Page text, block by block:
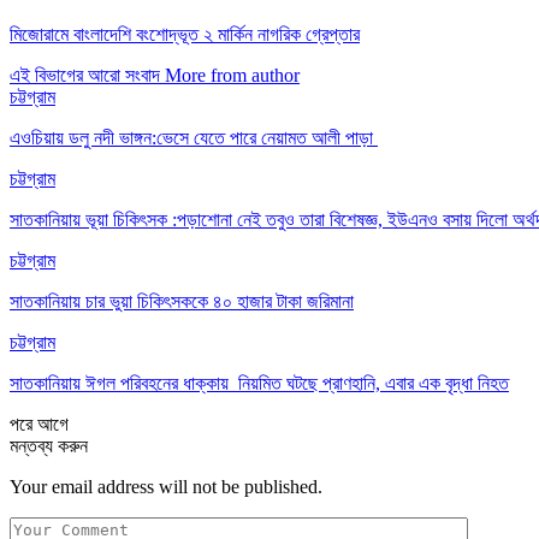
মিজোরামে বাংলাদেশি বংশোদ্ভূত ২ মার্কিন নাগরিক গ্রেপ্তার
এই বিভাগের আরো সংবাদ More from author
চট্টগ্রাম
এওচিয়ায় ডলু নদী ভাঙ্গন:ভেসে যেতে পারে নেয়ামত আলী পাড়া
চট্টগ্রাম
সাতকানিয়ায় ভূয়া চিকিৎসক :পড়াশোনা নেই তবুও তারা বিশেষজ্ঞ, ইউএনও বসায় দিলো
চট্টগ্রাম
সাতকানিয়ায় চার ভুয়া চিকিৎসককে ৪০ হাজার টাকা জরিমানা
চট্টগ্রাম
সাতকানিয়ায় ঈগল পরিবহনের ধাক্কায় নিয়মিত ঘটছে প্রাণহানি, এবার এক বৃদ্ধা নিহত
পরেআগে
মন্তব্য করুন
Your email address will not be published.